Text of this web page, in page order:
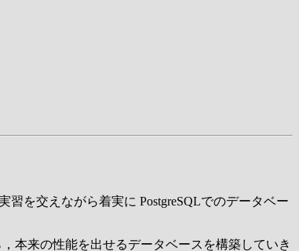
を交えながら着実に PostgreSQLでのデータベー
本来の性能を出せるデータベースを構築していき